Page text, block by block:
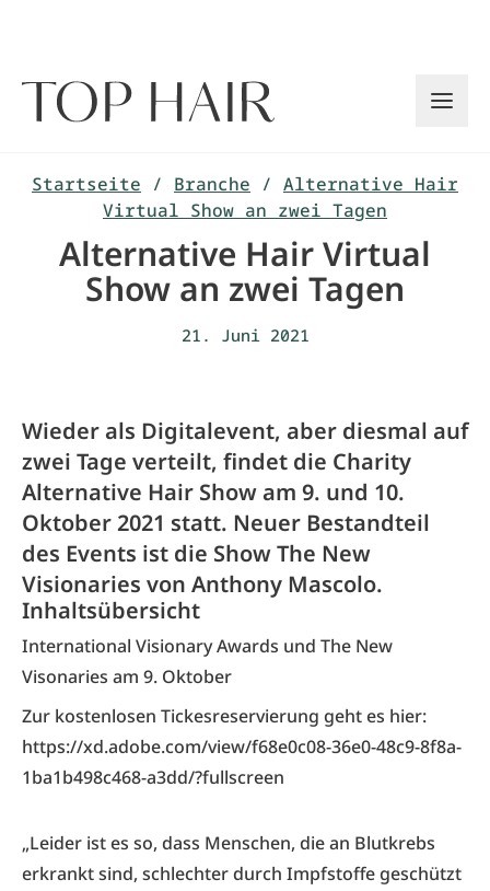
Startseite / Branche / Alternative Hair
Virtual Show an zwei Tagen
Alternative Hair Virtual
Show an zwei Tagen
21. Juni 2021
Wieder als Digitalevent, aber diesmal auf
zwei Tage verteilt, findet die Charity
Alternative Hair Show am 9. und 10.
Oktober 2021 statt. Neuer Bestandteil
des Events ist die Show The New
Visionaries von Anthony Mascolo.
Inhaltsübersicht
International Visionary Awards und The New
Visonaries am 9. Oktober
Zur kostenlosen Tickesreservierung geht es hier:
https://xd.adobe.com/view/f68e0c08-36e0-48c9-8f8a-
1ba1b498c468-a3dd/?fullscreen
„Leider ist es so, dass Menschen, die an Blutkrebs
erkrankt sind, schlechter durch Impfstoffe geschützt